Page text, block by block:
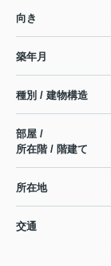
向き
築年月
種別 / 建物構造
部屋 /
所在階 / 階建て
所在地
交通